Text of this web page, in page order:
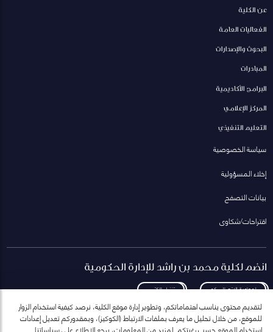
عن الكلية
الفعاليات العامة
البحوث والإصدارات
المبادرات
البرامج الأكاديمية
المركز الإعلامي
التعليم التنفيذي
سياسة الخصوصية
إخلاء المسؤولية
بيانات التصفح
اقتراحات/شكاوى
انضم لكلية محمد بن راشد للإدارة الحكومية
لمعاودة الاتصال بكم تنزيل الكتيب
لتقديم محتوى يناسب اهتماماتكم، وتطوير إدارة موقع الكلية، نرصد كيفية استخدام الزوار
للموقع، من خلال تحليل ما يعرف بملفات الارتباط (الكوكيز)، وبمقدوركم تعديل إعدادات